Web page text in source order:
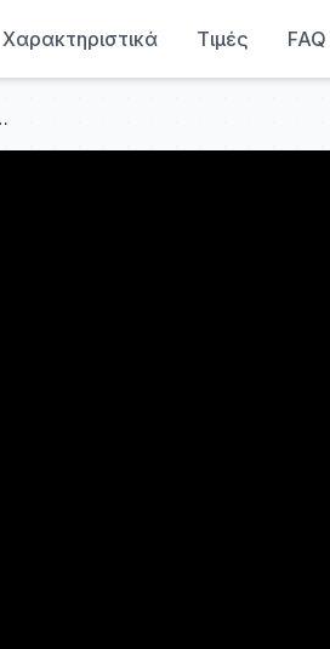
Χαρακτηριστικά Τιμές FAQ
Menu Lebaran Wajib!